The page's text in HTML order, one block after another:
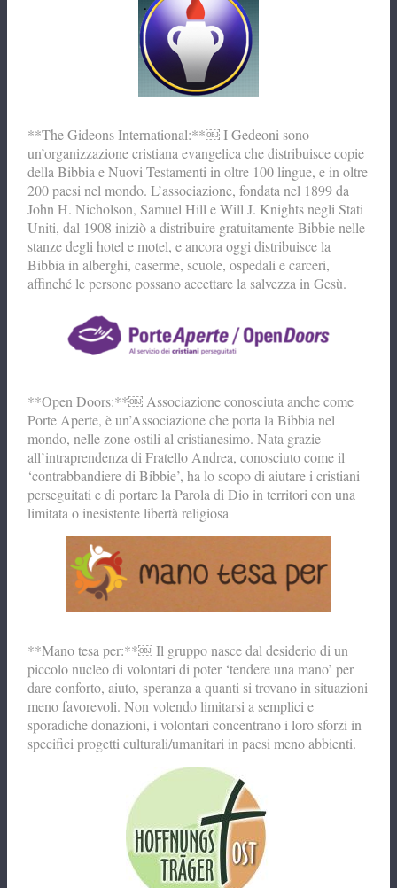
**The Gideons International:**￼ I Gedeoni sono
un’organizzazione cristiana evangelica che distribuisce copie
della Bibbia e Nuovi Testamenti in oltre 100 lingue, e in oltre
200 paesi nel mondo. L’associazione, fondata nel 1899 da
John H. Nicholson, Samuel Hill e Will J. Knights negli Stati
Uniti, dal 1908 iniziò a distribuire gratuitamente Bibbie nelle
stanze degli hotel e motel, e ancora oggi distribuisce la
Bibbia in alberghi, caserme, scuole, ospedali e carceri,
affinché le persone possano accettare la salvezza in Gesù.
**Open Doors:**￼ Associazione conosciuta anche come
Porte Aperte, è un’Associazione che porta la Bibbia nel
mondo, nelle zone ostili al cristianesimo. Nata grazie
all’intraprendenza di Fratello Andrea, conosciuto come il
‘contrabbandiere di Bibbie’, ha lo scopo di aiutare i cristiani
perseguitati e di portare la Parola di Dio in territori con una
limitata o inesistente libertà religiosa
**Mano tesa per:**￼ Il gruppo nasce dal desiderio di un
piccolo nucleo di volontari di poter ‘tendere una mano’ per
dare conforto, aiuto, speranza a quanti si trovano in situazioni
meno favorevoli. Non volendo limitarsi a semplici e
sporadiche donazioni, i volontari concentrano i loro sforzi in
specifici progetti culturali/umanitari in paesi meno abbienti.